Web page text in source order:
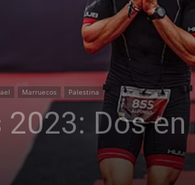
Marruecos Palestina
Dos